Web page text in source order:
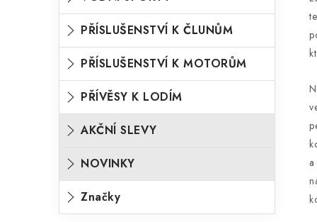
PŘÍSLUŠENSTVÍ K ČLUNŮM
PŘÍSLUŠENSTVÍ K MOTORŮM
PŘÍVĚSY K LODÍM
AKČNÍ SLEVY
NOVINKY
Značky